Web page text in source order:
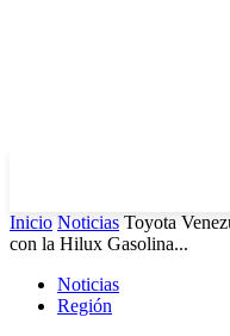
Inicio Noticias Toyota
con la Hilux Gasolina...
Noticias
Región